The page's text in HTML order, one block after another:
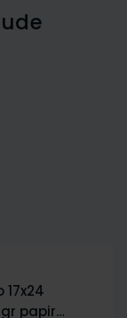
papir